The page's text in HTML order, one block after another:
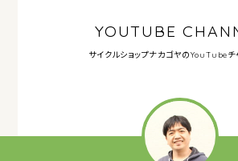
YOUTUBE
サイクルショップナカゴヤのYouTubeチ